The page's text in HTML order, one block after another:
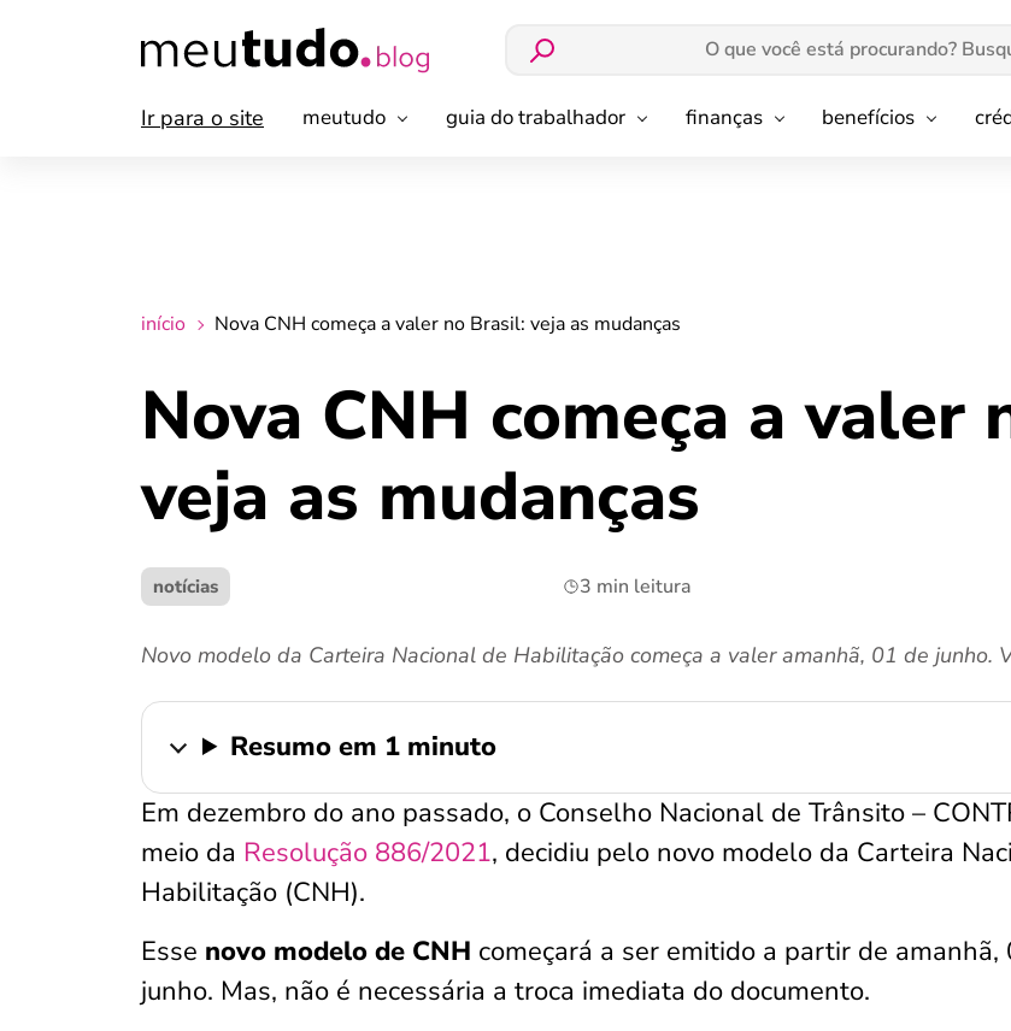
Ir para o site meutudo guia do trabalhador finanças benefícios
início Nova CNH começa a valer no Brasil: veja as mudanças
Nova CNH começa a valer
veja as mudanças
notícias 3 min leitura
Novo modelo da Carteira Nacional de Habilitação começa a valer amanhã, 01 de junho.
Resumo em 1 minuto
Em dezembro do ano passado, o Conselho Nacional de Trânsito –
meio da Resolução 886/2021, decidiu pelo novo modelo da Carteira
Habilitação (CNH).
Esse novo modelo de CNH começará a ser emitido a partir de amanhã,
junho. Mas, não é necessária a troca imediata do documento.